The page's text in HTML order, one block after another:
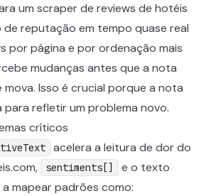
um scraper de reviews de hotéis
de reputação em tempo quase real
por página e por ordenação mais
mudanças antes que a nota
Isso é crucial porque a nota
para refletir um problema novo.
críticos
acelera a leitura de dor do
sentiments[]
e o texto
mapear padrões como: